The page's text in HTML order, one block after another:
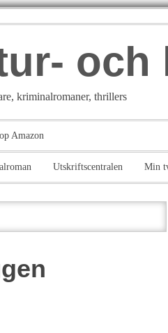
och
kriminalromaner, thrillers
Amazon
Utskriftscentralen Min